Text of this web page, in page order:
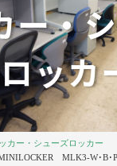
ー・
ロッカ
カー・シューズロッカー
MLK3-W･B